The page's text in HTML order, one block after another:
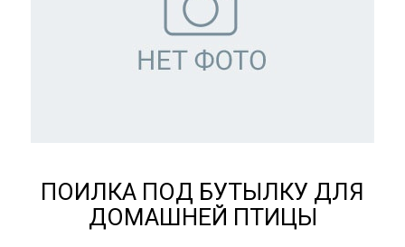
ПОИЛКА ПОД БУТЫЛКУ ДЛЯ
ДОМАШНЕЙ ПТИЦЫ